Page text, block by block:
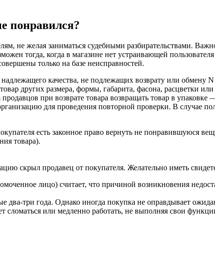
понравился?
не желая заниматься судебными разбирательствами.
тогда, когда в магазине нет устраивающей
только на базе неисправностей.
качества, не подлежащих возврату или обмену
других размера, формы, габарита, фасона, расцветки
при возврате товара возвращать товар в упаковке
для проведения повторной проверки. В случае
есть законное право вернуть не понравившуюся
товара).
скрыл продавец от покупателя. Желательно иметь
лицо) считает, что причиной возникновения
три года. Однако иногда покупка не оправдывает
сломаться или медленно работать, не выполняя свои